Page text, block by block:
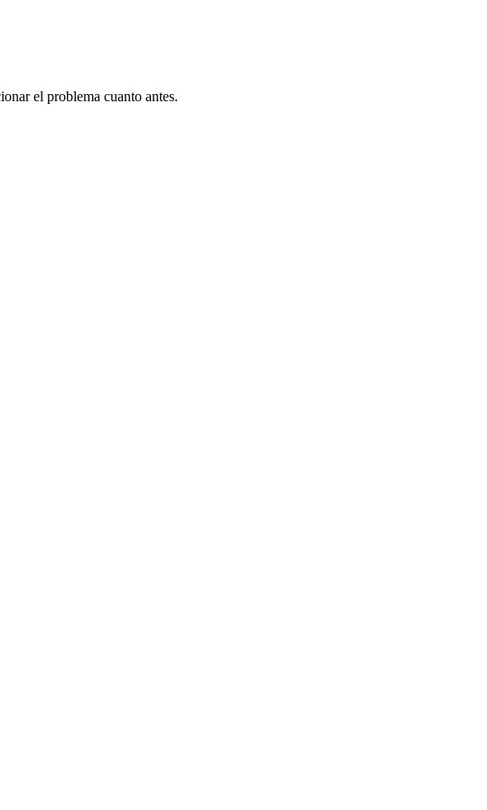
el problema cuanto antes.